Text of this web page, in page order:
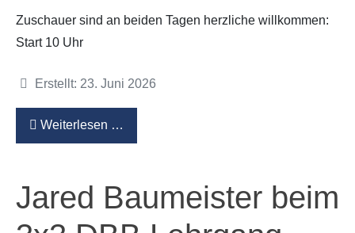
Zuschauer sind an beiden Tagen herzliche willkommen:
Start 10 Uhr
Details
Erstellt: 23. Juni 2026
Weiterlesen …
Jared Baumeister beim